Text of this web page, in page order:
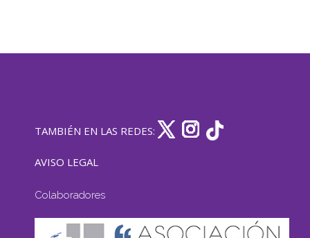
TAMBIÉN EN LAS REDES:
AVISO LEGAL
Colaboradores